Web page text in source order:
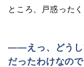
ところ、戸惑ったく
――えっ、どうし
だったわけなの